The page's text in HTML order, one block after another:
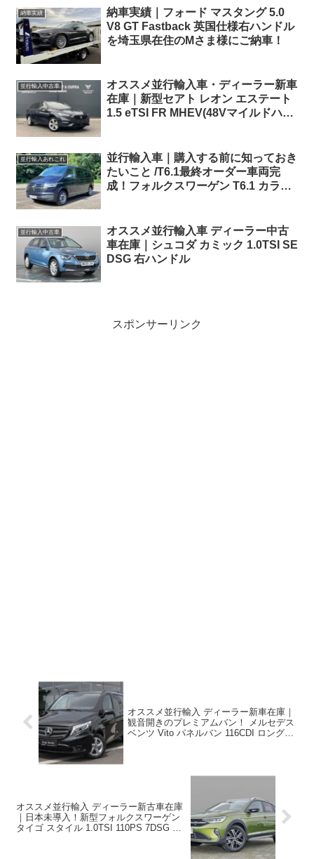
納車実績
納車実績｜フォード マスタング 5.0
V8 GT Fastback 英国仕様右ハンドル
を埼玉県在住のMさま様にご納車！
並行輸入中古車
オススメ並行輸入車・ディーラー新車
在庫｜新型セアト レオン エステート
1.5 eTSI FR MHEV(48Vマイルドハイ
並行輸入あれこれ
並行輸入車｜購入する前に知っておき
たいこと /T6.1最終オーダー車両完
成！フォルクスワーゲン T6.1 カラベ
並行輸入中古車
オススメ並行輸入車 ディーラー中古
車在庫｜シュコダ カミック 1.0TSI SE
DSG 右ハンドル
スポンサーリンク
オススメ並行輸入 ディーラー新車在庫｜
観音開きのプレミアムバン！ メルセデス
ベンツ Vito パネルバン 116CDI ロング
オススメ並行輸入 ディーラー新古車在庫
｜日本未導入！新型フォルクスワーゲン
タイゴ スタイル 1.0TSI 110PS 7DSG 左